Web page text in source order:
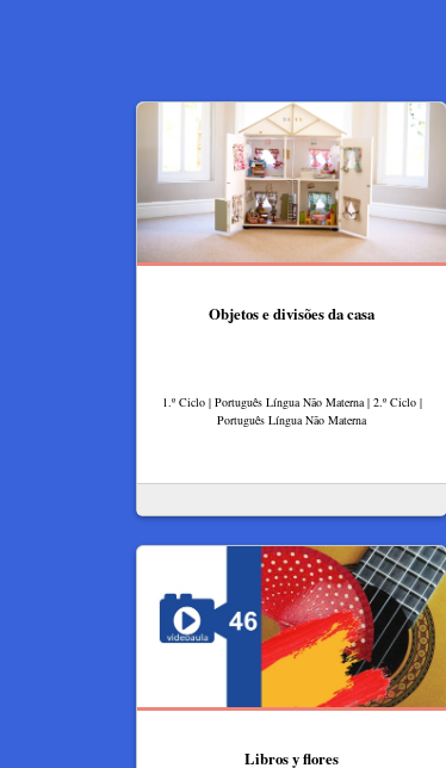
Objetos e divisões da casa
1.º Ciclo | Português Língua Não Materna | 2.º Ciclo |
Português Língua Não Materna
Libros y flores